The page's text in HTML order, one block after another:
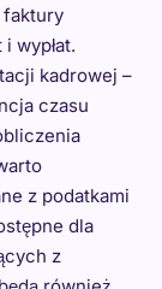
faktury
wypłat.
kadrowej –
czasu
z podatkami
dla
z